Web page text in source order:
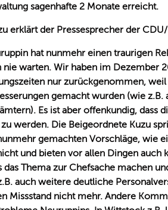
sagenhafte 2 Monate erreicht.
erklärt der Pressesprecher der
hat nunmehr einen traurigen
nie warten. Wir haben im Dezember
nur zurückgenommen,
gemacht wurden (wie
Es ist aber offenkundig, dass
werden. Die Beigeordnete Kuzu
gemachten Vorschläge, wie
und bieten vor allen Dingen
das Thema zur Chefsache machen
auch weitere deutliche
Missstand nicht mehr. Andere